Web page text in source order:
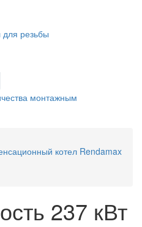
резьбы
котел Rendamax
237 кВт